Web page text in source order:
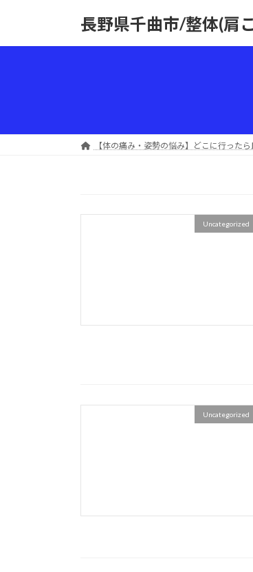
長野県千曲市/整体(肩
【体の痛み・姿勢の悩み】どこに行った
Uncategorized
Uncategorized